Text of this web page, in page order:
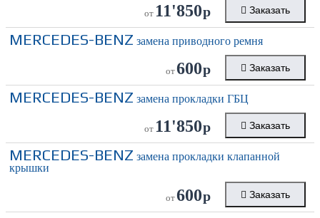
от 11'850р Заказать
MERCEDES-BENZ замена приводного ремня
от600р Заказать
MERCEDES-BENZ замена прокладки ГБЦ
от 11'850р Заказать
MERCEDES-BENZ замена прокладки клапанной
крышки
от600р Заказать